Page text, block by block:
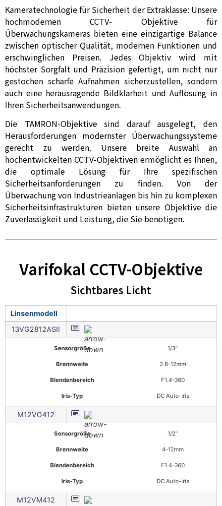
Kameratechnologie für Sicherheit der Extraklasse: Unsere
hochmodernen CCTV- Objektive für
Überwachungskameras bieten eine einzigartige Balance
zwischen optischer Qualität, modernen Funktionen und
erschwinglichen Preisen. Jedes Objektiv wird mit
höchster Sorgfalt und Präzision gefertigt, um nicht nur
gestochen scharfe Aufnahmen sicherzustellen, sondern
auch eine herausragende Bildklarheit und Auflösung in
Ihren Sicherheitsanwendungen.
Die TAMRON-Objektive sind darauf ausgelegt, den
Herausforderungen modernster Überwachungssysteme
gerecht zu werden. Unsere breite Auswahl an
hochentwickelten CCTV-Objektiven ermöglicht es Ihnen,
die optimale Lösung für Ihre spezifischen
Sicherheitsanforderungen zu finden. Von der
Überwachung von Industrieanlagen bis hin zu komplexen
Sicherheitsinfrastrukturen bieten unsere Objektive die
Zuverlässigkeit und Leistung, die Sie benötigen.
Varifokal CCTV-Objektive
Sichtbares Licht
Linsenmodell
13VG2812ASII
Sensorgröße 1/3"
Brennweite 2.8-12mm
Blendenbereich F1.4-360
Iris-Typ DC Auto-Iris
M12VG412
Sensorgröße 1/2"
Brennweite 4-12mm
Blendenbereich F1.4-360
Iris-Typ DC Auto-Iris
M12VM412